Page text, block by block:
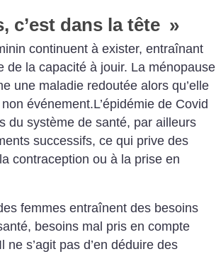
c’est dans la tête »
continuent à exister, entraînant
de la capacité à jouir. La ménopause
une maladie redoutée alors qu’elle
événement.L’épidémie de Covid
du système de santé, par ailleurs
successifs, ce qui prive des
contraception ou à la prise en
femmes entraînent des besoins
besoins mal pris en compte
s’agit pas d’en déduire des